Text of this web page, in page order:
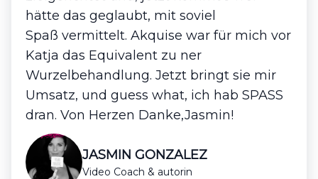
hätte das geglaubt, mit soviel
Spaß vermittelt. Akquise war für mich vor
Katja das Equivalent zu ner
Wurzelbehandlung. Jetzt bringt sie mir
Umsatz, und guess what, ich hab SPASS
dran. Von Herzen Danke,Jasmin!
JASMIN GONZALEZ
Video Coach & autorin